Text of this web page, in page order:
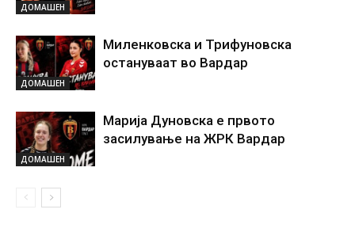
ДОМАШЕН
ДОМАШЕН
Миленковска и Трифуновска
остануваат во Вардар
ДОМАШЕН
Марија Дуновска е првото
засилување на ЖРК Вардар